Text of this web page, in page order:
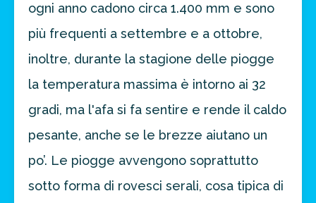
ogni anno cadono circa 1.400 mm e sono
più frequenti a settembre e a ottobre,
inoltre, durante la stagione delle piogge
la temperatura massima è intorno ai 32
gradi, ma l'afa si fa sentire e rende il caldo
pesante, anche se le brezze aiutano un
po’. Le piogge avvengono soprattutto
sotto forma di rovesci serali, cosa tipica di